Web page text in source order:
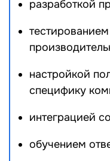
разработкой
настройкой
специфику
интеграцией
обучением